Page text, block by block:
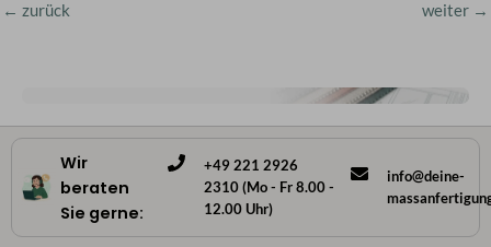
← zurück weiter →
Wir
beraten
Sie gerne:
+49 221 2926
2310 (Mo - Fr 8.00 -
12.00 Uhr)
info@deine-